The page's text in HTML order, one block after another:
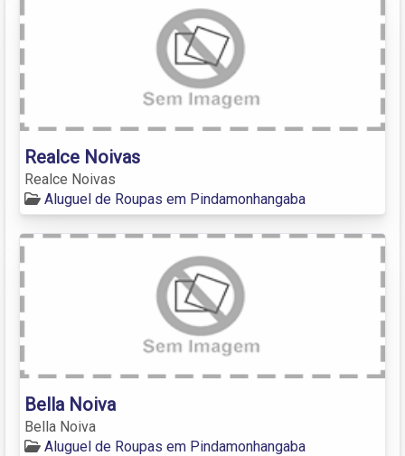
Realce Noivas
Realce Noivas
Aluguel de Roupas em Pindamonhangaba
Bella Noiva
Bella Noiva
Aluguel de Roupas em Pindamonhangaba